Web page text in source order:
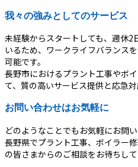
我々の強みとしてのサービス
未経験からスタートしても、週休2
いるため、ワークライフバランス
可能です。
長野市におけるプラント工事やボ
て、質の高いサービス提供と応急対
お問い合わせはお気軽に
どのようなことでもお気軽にお問い
長野県でプラント工事、ボイラー
の皆さまからのご相談をお待ちして